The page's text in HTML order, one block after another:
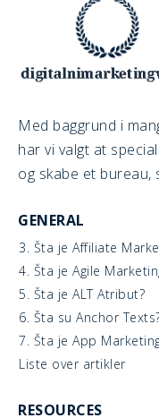
Med baggrund i
har vi valgt at
og skabe et bureau,
GENERAL
3. Šta je Affiliate
4. Šta je Agile
5. Šta je ALT Atribut?
6. Šta su Anchor
7. Šta je App
Liste over artikler
RESOURCES